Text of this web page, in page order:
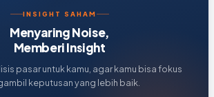
INSIGHT SAHAM
Menyaring Noise,
Memberi Insight
pasar untuk kamu, agar kamu bisa fokus
keputusan yang lebih baik.